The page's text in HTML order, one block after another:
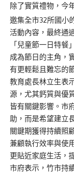
除了實質禮物，今
邀集全市32所國小
活動內容，最終通
「兒童節一日特
成為節日的主角，
有更輕鬆且難忘的
教育處長林立生表
源，尤其鈣質與優
皆有關鍵影響。市
助，而是希望建立
關鍵期獲得持續照
兼顧執行效率與使
更貼近家庭生活，
市府表示，竹市持